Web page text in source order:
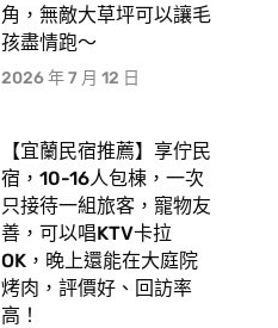
角，無敵大草坪可以讓毛
孩盡情跑〜
2026 年 7 月 12 日
【宜蘭民宿推薦】享佇民
宿，10-16人包棟，一次
只接待一組旅客，寵物友
善，可以唱KTV卡拉
OK，晚上還能在大庭院
烤肉，評價好、回訪率
高！